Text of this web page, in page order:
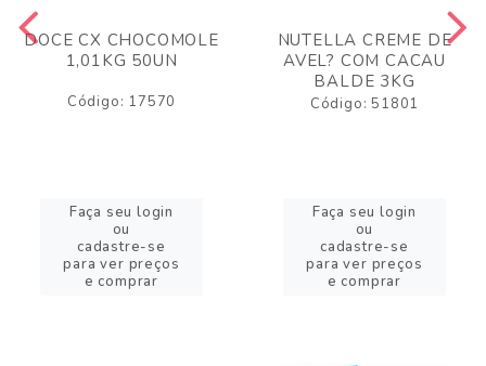
DOCE CX CHOCOMOLE
1,01KG 50UN
Código: 17570
Faça seu login
ou
cadastre-se
para ver preços
e comprar
NUTELLA CREME DE
AVEL? COM CACAU
BALDE 3KG
Código: 51801
Faça seu login
ou
cadastre-se
para ver preços
e comprar